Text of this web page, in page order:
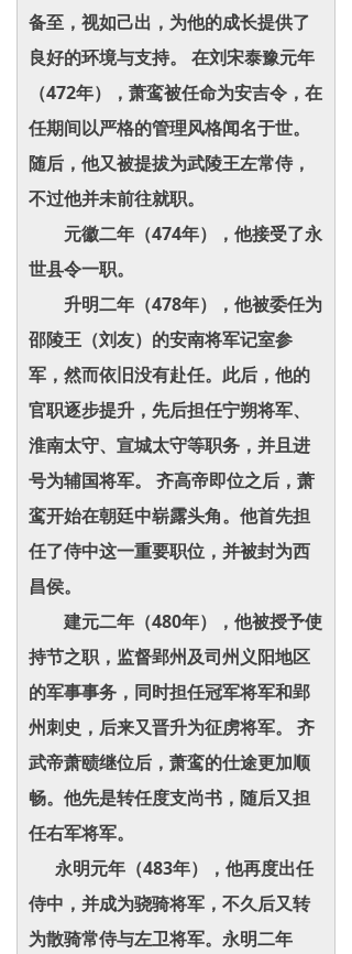
备至，视如己出，为他的成长提供了
良好的环境与支持。 在刘宋泰豫元年
（472年），萧鸾被任命为安吉令，在
任期间以严格的管理风格闻名于世。
随后，他又被提拔为武陵王左常侍，
不过他并未前往就职。
元徽二年（474年），他接受了永
世县令一职。
升明二年（478年），他被委任为
邵陵王（刘友）的安南将军记室参
军，然而依旧没有赴任。此后，他的
官职逐步提升，先后担任宁朔将军、
淮南太守、宣城太守等职务，并且进
号为辅国将军。 齐高帝即位之后，萧
鸾开始在朝廷中崭露头角。他首先担
任了侍中这一重要职位，并被封为西
昌侯。
建元二年（480年），他被授予使
持节之职，监督郢州及司州义阳地区
的军事事务，同时担任冠军将军和郢
州刺史，后来又晋升为征虏将军。 齐
武帝萧赜继位后，萧鸾的仕途更加顺
畅。他先是转任度支尚书，随后又担
任右军将军。
永明元年（483年），他再度出任
侍中，并成为骁骑将军，不久后又转
为散骑常侍与左卫将军。永明二年